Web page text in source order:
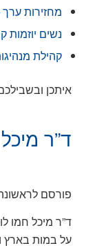
מחזירות
נשים יוזמות
קהילת
איתכן
ד”ר
פורסם לראשונה – 2015, עדכון אחרון –
ד”ר מיכל חמו
על במות בארץ